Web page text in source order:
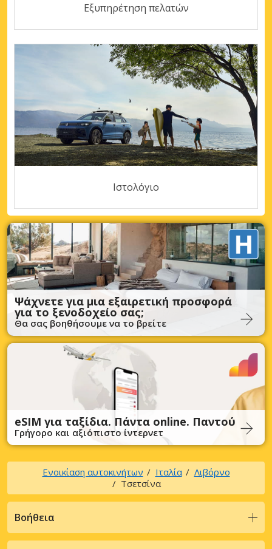
Εξυπηρέτηση πελατών
Ιστολόγιο
Ψάχνετε για μια εξαιρετική προσφορά
για το ξενοδοχείο σας;
Θα σας βοηθήσουμε να το βρείτε
eSIM για ταξίδια. Πάντα online. Παντού
Γρήγορο και αξιόπιστο ίντερνετ
Ενοικίαση αυτοκινήτων Ιταλία
Λιβόρνο
Τσετσίνα
Βοήθεια